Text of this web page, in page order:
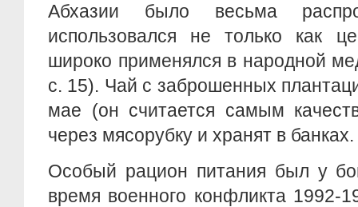
Абхазии было весьма
использовался не только как
широко применялся в народной
с. 15). Чай с заброшенных
мае (он считается самым
через мясорубку и хранят в банках.
Особый рацион питания был у
время военного конфликта 1992-